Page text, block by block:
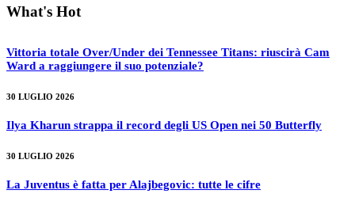
What's Hot
Vittoria totale Over/Under dei Tennessee Titans: riuscirà Cam
Ward a raggiungere il suo potenziale?
30 LUGLIO 2026
Ilya Kharun strappa il record degli US Open nei 50 Butterfly
30 LUGLIO 2026
La Juventus è fatta per Alajbegovic: tutte le cifre